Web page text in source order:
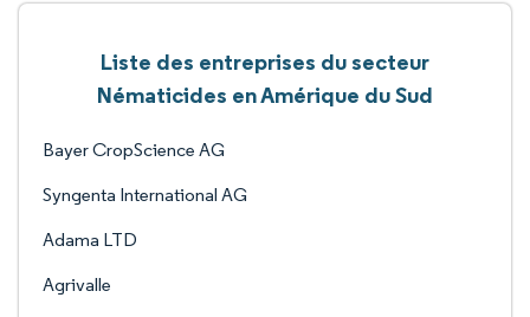
Liste des entreprises du secteur
Nématicides en Amérique du Sud
Bayer CropScience AG
Syngenta International AG
Adama LTD
Agrivalle